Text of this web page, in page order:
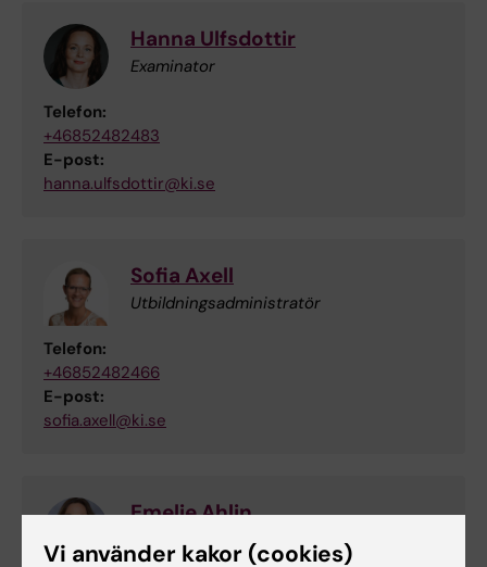
Hanna Ulfsdottir
Examinator
Telefon:
+46852482483
E-post:
hanna.ulfsdottir@ki.se
Sofia Axell
Utbildningsadministratör
Telefon:
+46852482466
E-post:
sofia.axell@ki.se
Emelie Ahlin
Studievägledare
Vi använder kakor (cookies)